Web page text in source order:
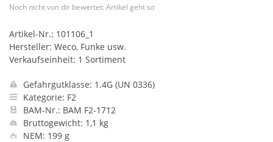
Noch nicht von dir bewertet: Artikel geht so
Artikel-Nr.: 101106_1
Hersteller: Weco, Funke usw.
Verkaufseinheit: 1 Sortiment
Gefahrgutklasse: 1.4G (UN 0336)
Kategorie: F2
BAM-Nr.: BAM F2-1712
Bruttogewicht: 1,1 kg
NEM: 199 g